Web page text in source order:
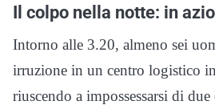
Il colpo nella notte: in
Intorno alle 3.20, almeno sei
irruzione in un centro logistico
riuscendo a impossessarsi di